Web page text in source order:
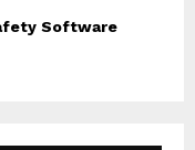
Software